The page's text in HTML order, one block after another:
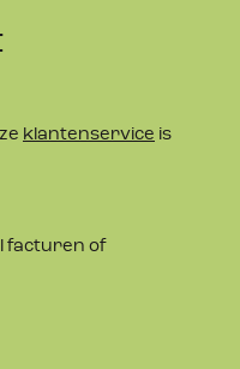
klantenservice is
facturen of